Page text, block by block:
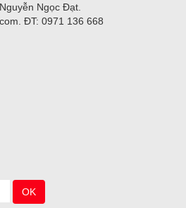
Ngọc Đạt.
ĐT: 0971 136 668